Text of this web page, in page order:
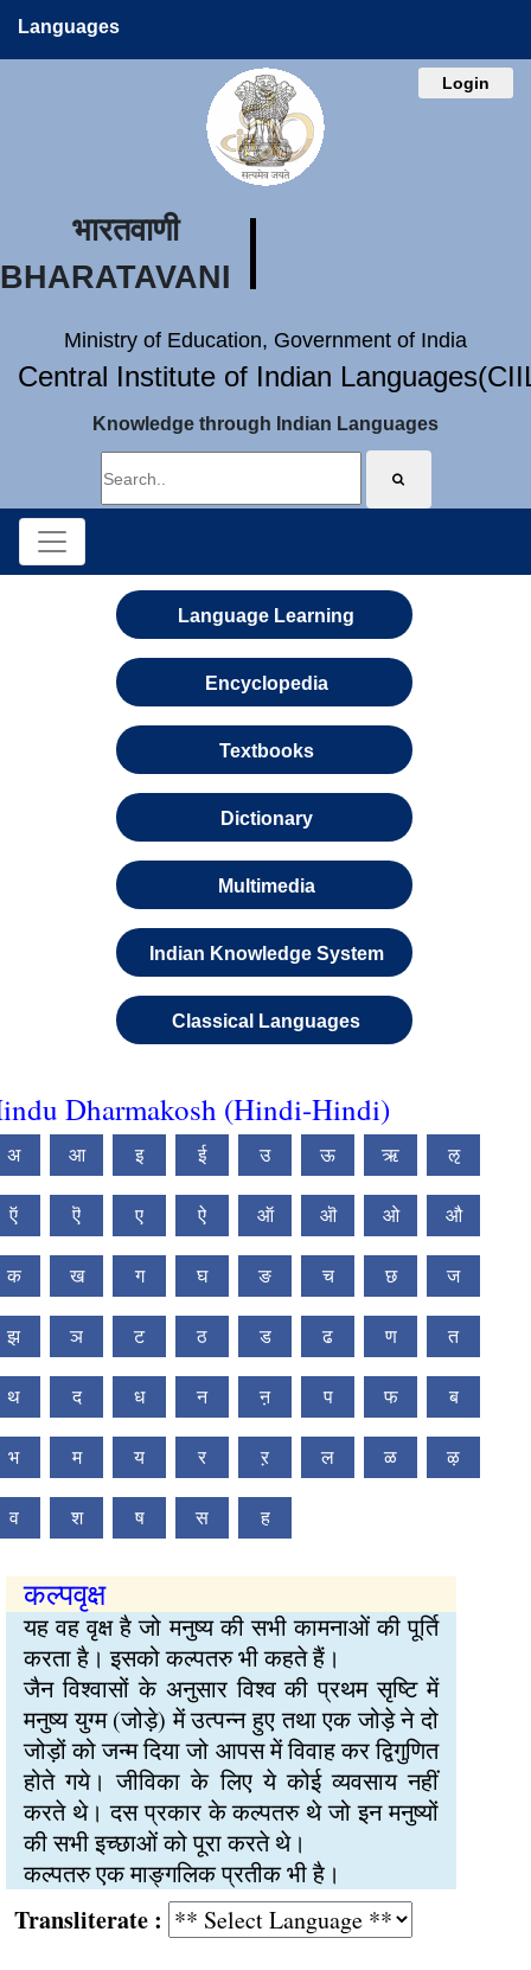
Languages
Login
भारतवाणी
BHARATAVANI
Ministry of Education, Government of India
Central Institute of Indian
Knowledge through Indian Languages
Language Learning
Encyclopedia
Textbooks
Dictionary
Multimedia
Indian Knowledge System
Classical Languages
Dharmakosh (Hindi-Hindi)
अ आ इ ई उ ऊ ऋ ऌ
ऍ ऎ ए ऐ ऑ ऒ ओ औ
क ख ग घ ङ च छ ज
झ ञ ट ठ ड ढ ण त
थ द ध न ऩ प फ ब
भ म य र ऱ ल ळ ऴ
व श ष स ह
कल्पवृक्ष
यह वह वृक्ष है जो मनुष्य की सभी कामनाओं की पूर्ति
करता है। इसको कल्पतरु भी कहते हैं।
जैन विश्वासों के अनुसार विश्व की प्रथम सृष्टि में
मनुष्य युग्म (जोड़े) में उत्पन्न हुए तथा एक जोड़े ने दो
जोड़ों को जन्म दिया जो आपस में विवाह कर द्विगुणित
होते गये। जीविका के लिए ये कोई व्यवसाय नहीं
करते थे। दस प्रकार के कल्पतरु थे जो इन मनुष्यों
की सभी इच्छाओं को पूरा करते थे।
कल्पतरु एक माङ्गलिक प्रतीक भी है।
: